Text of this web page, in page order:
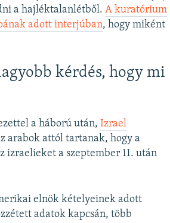
a hajléktalanlétből.A kuratórium
adott interjúban, hogy miként
kérdés, hogy mi
a háború után,Izrael
arabok attól tartanak, hogy a
izraelieket a szeptember 11. után
elnök kételyeinek adott
adatok kapcsán, több